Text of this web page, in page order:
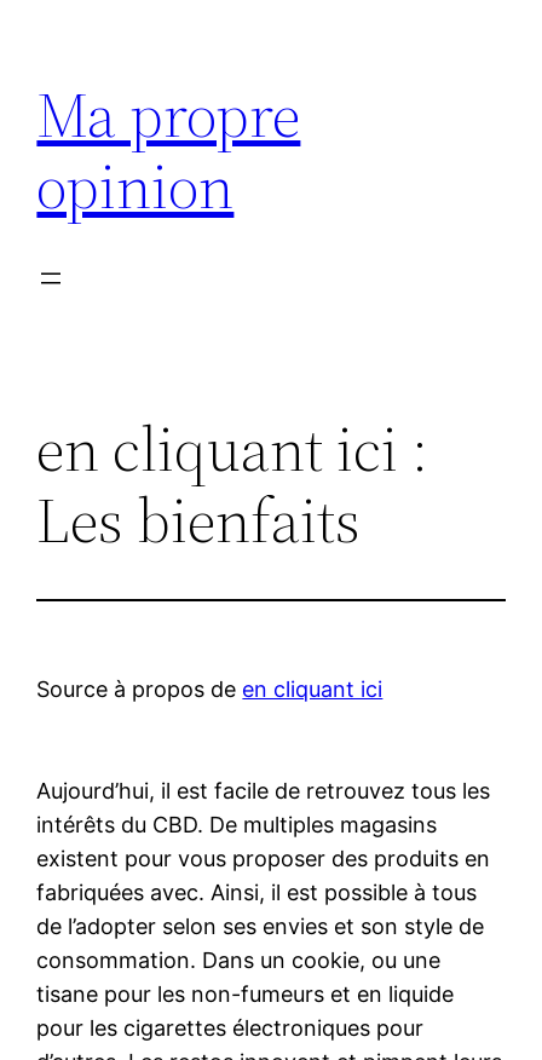
contenu
Ma propre
opinion
en cliquant ici :
Les bienfaits
Source à propos de en cliquant ici
Aujourd’hui, il est facile de retrouvez tous les
intérêts du CBD. De multiples magasins
existent pour vous proposer des produits en
fabriquées avec. Ainsi, il est possible à tous
de l’adopter selon ses envies et son style de
consommation. Dans un cookie, ou une
tisane pour les non-fumeurs et en liquide
pour les cigarettes électroniques pour